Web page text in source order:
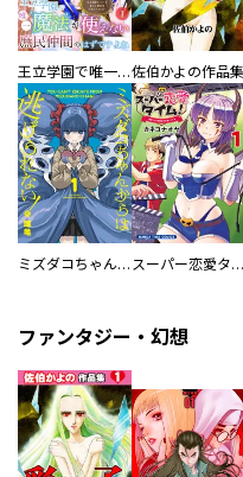
王立学園で唯一魔法が使えない庶民仲間のはずですよね～実は王子様で私を溺愛しているなんて告白はやめてください～佐伯かよの作品集
ミズダコちゃんからは逃げられない！ スーパー恋愛タイム！～現場でドＳな彼女は自宅でデレる～
ファンタジー・幻想